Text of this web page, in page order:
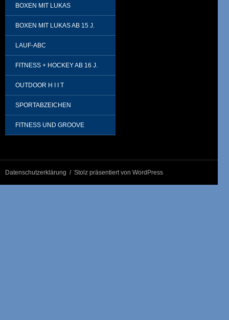
BOXEN MIT LUKAS
BOXEN MIT LUKAS AB 15 J.
LAUF-ABC
FITNESS + HOCKEY AB 16 J.
OUTDOOR H I I T
SPORTABZEICHEN
FITNESS UND GROOVE
Datenschutzerklärung Stolz präsentiert von WordPress